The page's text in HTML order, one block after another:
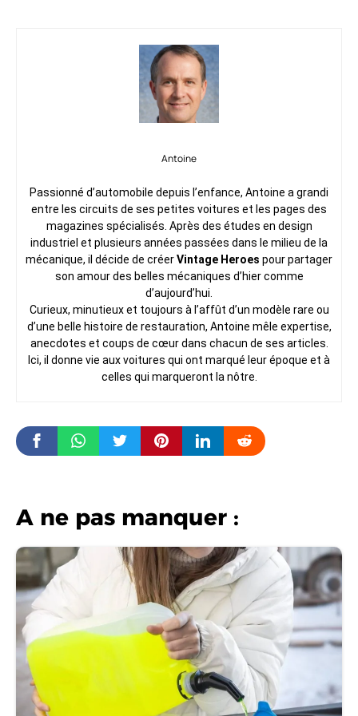
Antoine
Passionné d’automobile depuis l’enfance, Antoine a grandi
entre les circuits de ses petites voitures et les pages des
magazines spécialisés. Après des études en design
industriel et plusieurs années passées dans le milieu de la
mécanique, il décide de créerVintage Heroes pour partager
son amour des belles mécaniques d’hier comme
d’aujourd’hui.
Curieux, minutieux et toujours à l’affût d’un modèle rare ou
d’une belle histoire de restauration, Antoine mêle expertise,
anecdotes et coups de cœur dans chacun de ses articles.
Ici, il donne vie aux voitures qui ont marqué leur époque et à
celles qui marqueront la nôtre.
A ne pas manquer :